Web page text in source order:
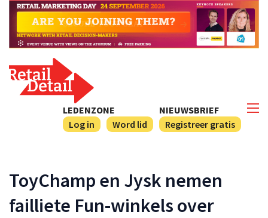
NIEUWSBRIEF
Registreer gratis
LEDENZONE
Log in
Word lid
ToyChamp en Jysk nemen
failliete Fun-winkels over